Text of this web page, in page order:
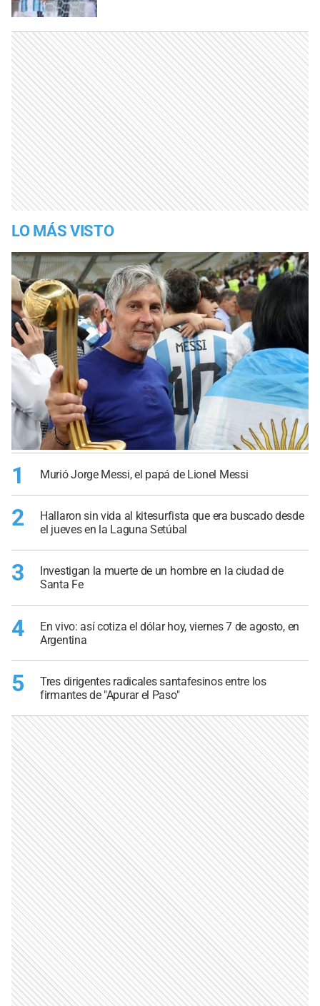
LO MÁS VISTO
1 Murió Jorge Messi, el papá de Lionel Messi
2
Hallaron sin vida al kitesurfista que era buscado desde
el jueves en la Laguna Setúbal
3
Investigan la muerte de un hombre en la ciudad de
Santa Fe
4
En vivo: así cotiza el dólar hoy, viernes 7 de agosto, en
Argentina
5
Tres dirigentes radicales santafesinos entre los
firmantes de "Apurar el Paso"